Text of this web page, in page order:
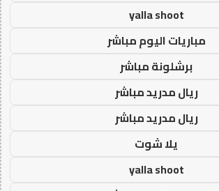
yalla shoot
مباريات اليوم مباشر
برشلونة مباشر
ريال مدريد مباشر
ريال مدريد مباشر
يلا شوت
yalla shoot